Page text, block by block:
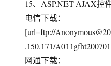
15、ASP.NET AJAX控
电信下载：
[url=ftp://
.150.171/
网通下载：